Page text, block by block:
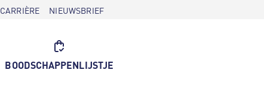
CARRIÈRE NIEUWSBRIEF
BOODSCHAPPENLIJSTJE